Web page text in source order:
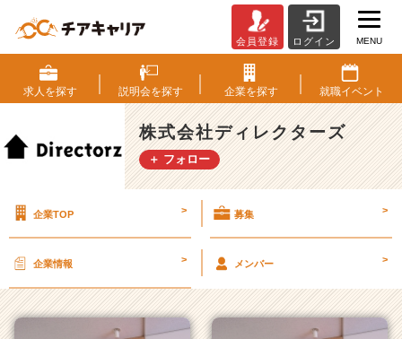
式
会
社
デ
ィ
レ
ズ
イ
ム
ラ
会員登録 ログイン MENU
求人を探す 説明会を探す 企業を探す 就職イベント
株式会社ディレクターズ
＋ フォロー
企業TOP > 募集 >
企業情報 > メンバー >